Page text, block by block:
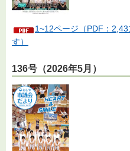
1~12ページ（PDF：
す）
136号（2026年5月）